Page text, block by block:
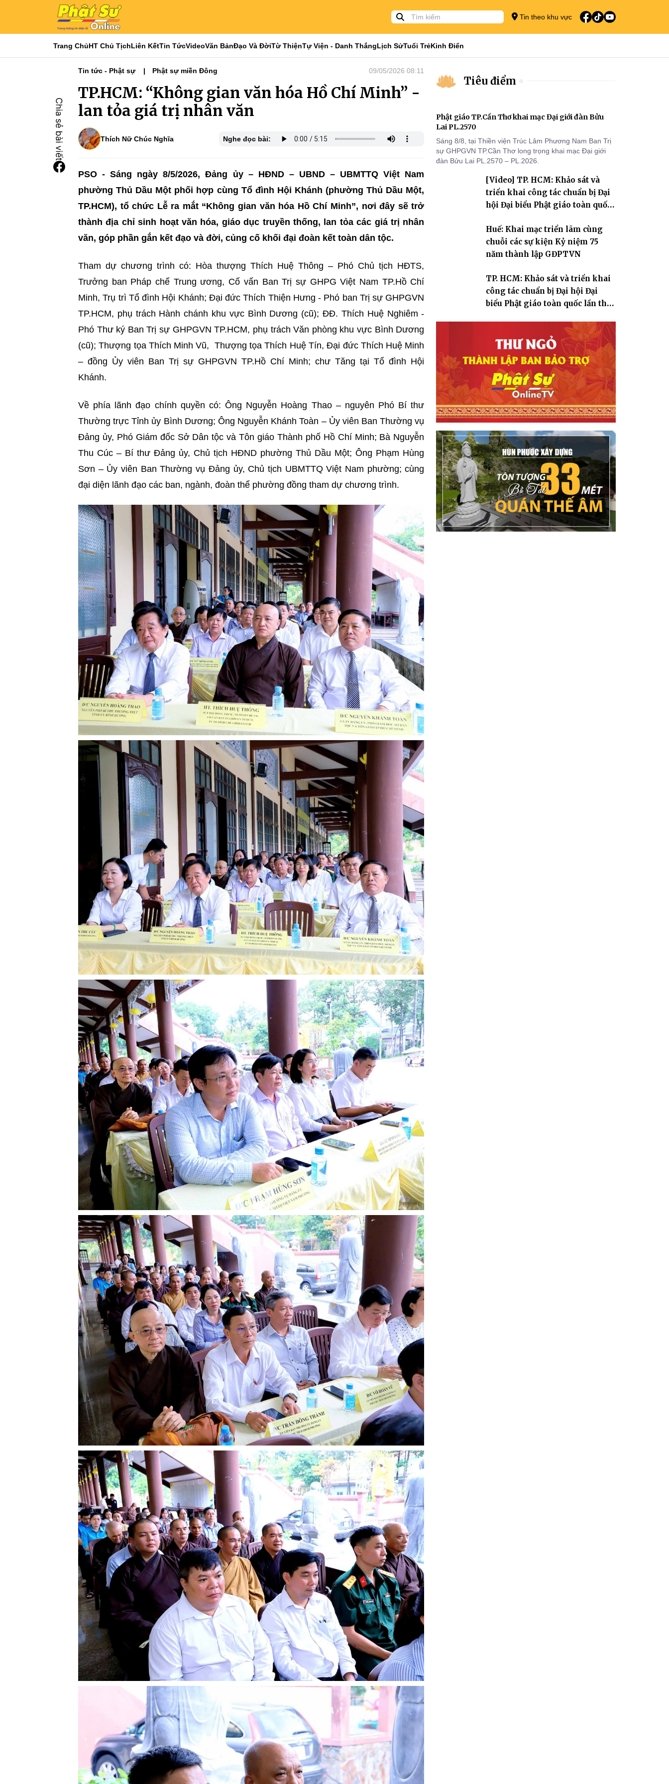
Tin theo khu vực
Trang ChủHT Chủ TịchLiên KếtTin TứcVideoVăn BảnĐạo Và ĐờiTừ ThiệnTự Viện - Danh ThắngLịch SửTuổi TrẻKinh Điển
Tin tức - Phật sự Phật sự miền Đông 09/05/2026 08:11
TP.HCM: “Không gian văn hóa Hồ Chí Minh” -
lan tỏa giá trị nhân văn
Thích Nữ Chúc Nghĩa Nghe đọc bài:
PSO - Sáng ngày 8/5/2026, Đảng ủy – HĐND – UBND – UBMTTQ Việt Nam
phường Thủ Dầu Một phối hợp cùng Tổ đình Hội Khánh (phường Thủ Dầu Một,
TP.HCM), tổ chức Lễ ra mắt “Không gian văn hóa Hồ Chí Minh”, nơi đây sẽ trở
thành địa chỉ sinh hoạt văn hóa, giáo dục truyền thống, lan tỏa các giá trị nhân
văn, góp phần gắn kết đạo và đời, củng cố khối đại đoàn kết toàn dân tộc.
Tham dự chương trình có: Hòa thượng Thích Huệ Thông – Phó Chủ tịch HĐTS,
Trưởng ban Pháp chế Trung ương, Cố vấn Ban Trị sự GHPG Việt Nam TP.Hồ Chí
Minh, Trụ trì Tổ đình Hội Khánh; Đại đức Thích Thiện Hưng - Phó ban Trị sự GHPGVN
TP.HCM, phụ trách Hành chánh khu vực Bình Dương (cũ); ĐĐ. Thích Huệ Nghiêm -
Phó Thư ký Ban Trị sự GHPGVN TP.HCM, phụ trách Văn phòng khu vực Bình Dương
(cũ); Thượng tọa Thích Minh Vũ, Thượng tọa Thích Huệ Tín, Đại đức Thích Huệ Minh
– đồng Ủy viên Ban Trị sự GHPGVN TP.Hồ Chí Minh; chư Tăng tại Tổ đình Hội
Khánh.
Về phía lãnh đạo chính quyền có: Ông Nguyễn Hoàng Thao – nguyên Phó Bí thư
Thường trực Tỉnh ủy Bình Dương; Ông Nguyễn Khánh Toàn – Ủy viên Ban Thường vụ
Đảng ủy, Phó Giám đốc Sở Dân tộc và Tôn giáo Thành phố Hồ Chí Minh; Bà Nguyễn
Thu Cúc – Bí thư Đảng ủy, Chủ tịch HĐND phường Thủ Dầu Một; Ông Phạm Hùng
Sơn – Ủy viên Ban Thường vụ Đảng ủy, Chủ tịch UBMTTQ Việt Nam phường; cùng
đại diện lãnh đạo các ban, ngành, đoàn thể phường đồng tham dự chương trình.
Tiêu điểm
Phật giáo TP.Cần Thơ khai mạc Đại giới đàn Bửu
Lai PL.2570
Sáng 8/8, tại Thiền viện Trúc Lâm Phương Nam Ban Trị
sự GHPGVN TP.Cần Thơ long trọng khai mạc Đại giới
đàn Bửu Lai PL.2570 – PL.2026.
[Video] TP. HCM: Khảo sát và
triển khai công tác chuẩn bị Đại
hội Đại biểu Phật giáo toàn quốc
Huế: Khai mạc triển lãm cùng
chuỗi các sự kiện Kỷ niệm 75
năm thành lập GĐPTVN
TP. HCM: Khảo sát và triển khai
công tác chuẩn bị Đại hội Đại
biểu Phật giáo toàn quốc lần thứ